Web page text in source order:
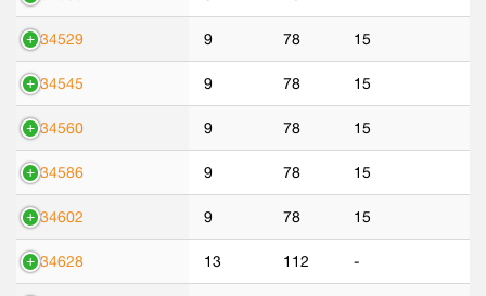
534529 9 78 15
534545 9 78 15
534560 9 78 15
534586 9 78 15
534602 9 78 15
534628 13 112 -